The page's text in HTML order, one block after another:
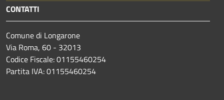
CONTATTI
Comune di Longarone
Via Roma, 60 - 32013
Codice Fiscale: 01155460254
Partita IVA: 01155460254